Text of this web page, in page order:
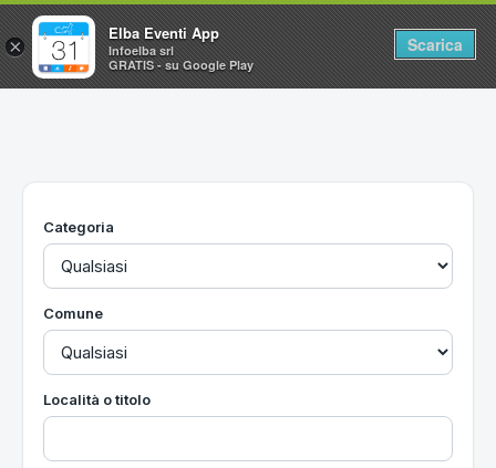
Home
Utilità
Categoria
Comune
Località o titolo
×
Elba Eventi App
Infoelba srl
GRATIS - su Google Play
Scarica